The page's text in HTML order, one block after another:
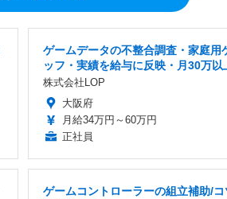
ゲームデータの不整合調査・家庭用
ッフ・実績を給与に反映・月30万以
株式会社LOP
大阪府
月給34万円～60万円
正社員
ゲームコントローラーの組立補助/